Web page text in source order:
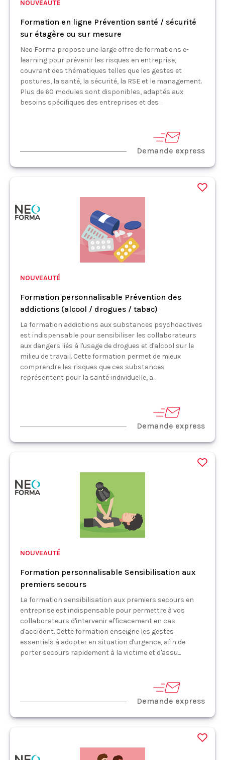
NOUVEAUTÉ
Formation en ligne Prévention santé / sécurité
sur étagère ou sur mesure
Neo Forma propose une large offre de formations e-
learning pour prévenir les risques en entreprise,
couvrant des thématiques telles que les gestes et
postures, la santé, la sécurité, la RSE et le management.
Plus de 60 modules sont disponibles, adaptés aux
besoins spécifiques des entreprises et des ...
Demande express
NOUVEAUTÉ
Formation personnalisable Prévention des
addictions (alcool / drogues / tabac)
La formation addictions aux substances psychoactives
est indispensable pour sensibiliser les collaborateurs
aux dangers liés à l'usage de drogues et d'alcool sur le
milieu de travail. Cette formation permet de mieux
comprendre les risques que ces substances
représentent pour la santé individuelle, a...
Demande express
NOUVEAUTÉ
Formation personnalisable Sensibilisation aux
premiers secours
La formation sensibilisation aux premiers secours en
entreprise est indispensable pour permettre à vos
collaborateurs d'intervenir efficacement en cas
d'accident. Cette formation enseigne les gestes
essentiels à adopter en situation d'urgence, afin de
porter secours rapidement à la victime et d'assu...
Demande express